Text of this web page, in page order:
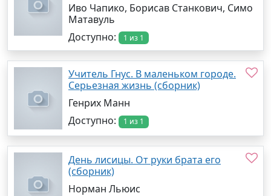
Иво Чапико, Борисав Станкович, Симо
Матавуль
Доступно:
1 из 1
Учитель Гнус. В маленьком городе.
Серьезная жизнь (сборник)
Генрих Манн
Доступно:
1 из 1
День лисицы. От руки брата его
(сборник)
Норман Льюис